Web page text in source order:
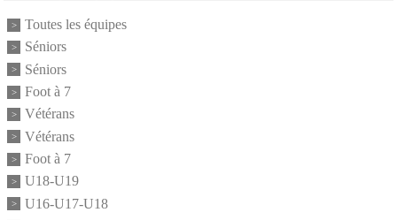
Toutes les équipes
Séniors
Séniors
Foot à 7
Vétérans
Vétérans
Foot à 7
U18-U19
U16-U17-U18